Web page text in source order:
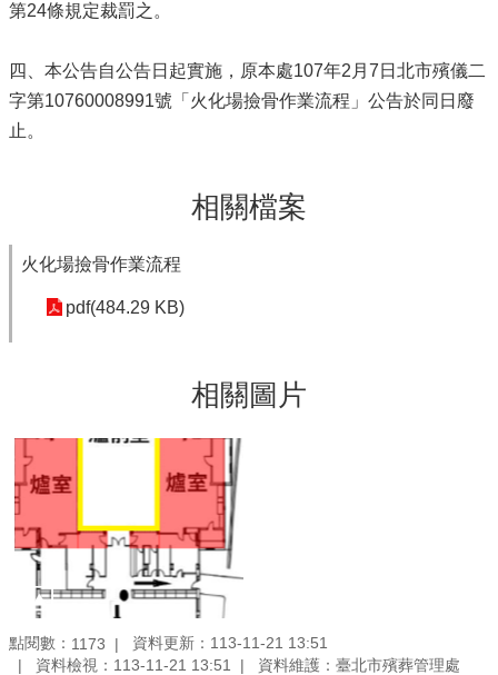
第24條規定裁罰之。
四、本公告自公告日起實施，原本處107年2月7日北市殯儀二
字第10760008991號「火化場撿骨作業流程」公告於同日廢
止。
相關檔案
火化場撿骨作業流程
pdf(484.29 KB)
相關圖片
點閱數： 1173
資料更新：113-11-21 13:51
資料檢視：113-11-21 13:51
資料維護：臺北市殯葬管理處